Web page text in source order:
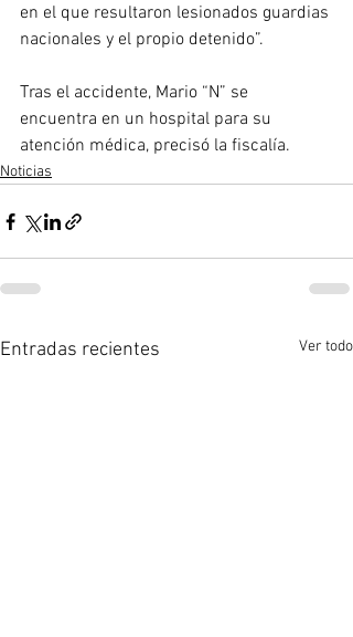
en el que resultaron lesionados guardias
nacionales y el propio detenido”.
Tras el accidente, Mario “N” se
encuentra en un hospital para su
atención médica, precisó la fiscalía.
Noticias
Entradas recientes Ver todo